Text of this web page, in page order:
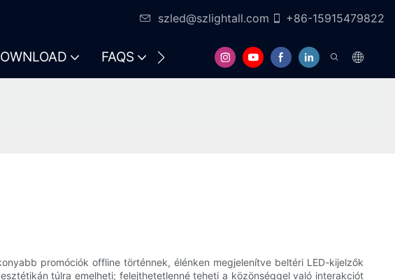
szled@szlightall.com +86-15915479822
FAQS ERŐFORRÁSOK ÉS TÁMOGATÁS
promóciók offline történnek, élénken megjelenítve beltéri LED-kijelzők
túlra emelheti; felejthetetlenné teheti a közönséggel való interakciót